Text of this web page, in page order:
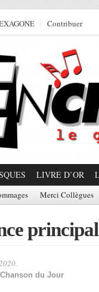
Contribuer
LIVRE D’OR
Merci Collègues
Chanson du Jour